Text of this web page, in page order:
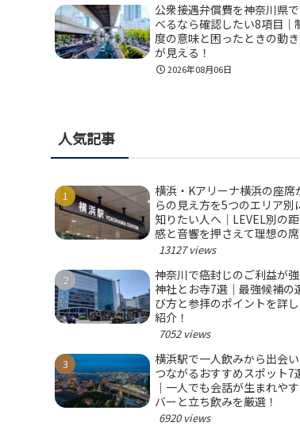
公衆接遇弁償費を神奈川県
べるなら確認したい8項目｜
度の意味と困ったときの動
が見える！
2026年08月06日
人気記事
横浜・Kアリーナ横浜の座席
らの見え方を5つのエリア別
知りたい人へ｜LEVEL別の
感と音響を押さえて理想の
選ぼう！
13127 views
神奈川で癌封じのご利益が
神社とお寺7選｜最強候補の
び方と参拝のポイントを詳し
紹介！
7052 views
横浜駅で一人飲みから出会
つながるおすすめスポット7
｜一人でも会話が生まれや
バーと立ち飲みを厳選！
6920 views